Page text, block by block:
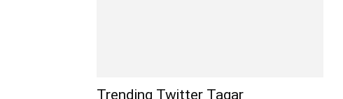
Trending Twitter Tagar